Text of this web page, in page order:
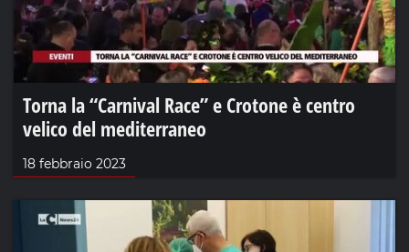
Torna la “Carnival Race” e Crotone è centro
velico del mediterraneo
18 febbraio 2023